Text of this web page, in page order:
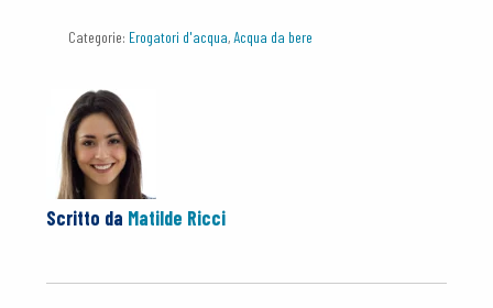
Categorie: Erogatori d'acqua, Acqua da bere
Scritto da Matilde Ricci